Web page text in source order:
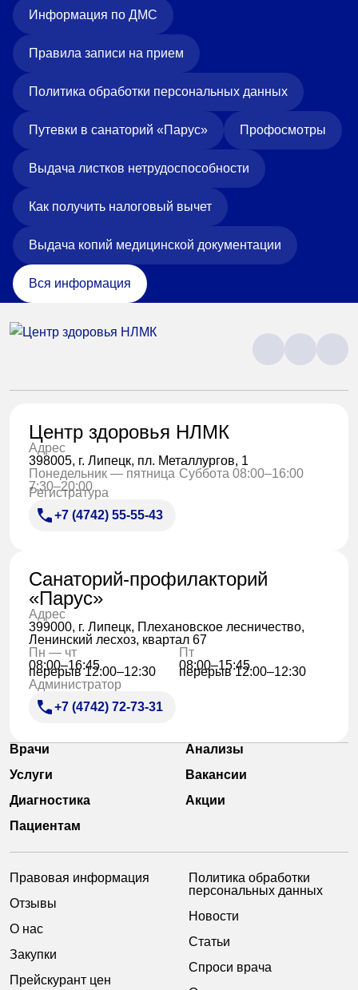
Информация по ДМС
Правила записи на прием
Политика обработки персональных данных
Путевки в санаторий «Парус» Профосмотры
Выдача листков нетрудоспособности
Как получить налоговый вычет
Выдача копий медицинской документации
Вся информация
Центр здоровья НЛМК
Адрес
398005, г. Липецк, пл. Металлургов, 1
Понедельник — пятница
7:30–20:00
Суббота 08:00–16:00
Регистратура
+7 (4742) 55-55-43
Санаторий-профилакторий
«Парус»
Адрес
399000, г. Липецк, Плехановское лесничество,
Ленинский лесхоз, квартал 67
Пн — чт
08:00–16:45
перерыв 12:00–12:30
Пт
08:00–15:45
перерыв 12:00–12:30
Администратор
+7 (4742) 72-73-31
Врачи
Анализы
Услуги
Вакансии
Диагностика
Акции
Пациентам
Правовая информация
Отзывы
О нас
Закупки
Прейскурант цен
Политика обработки
персональных данных
Новости
Статьи
Спроси врача